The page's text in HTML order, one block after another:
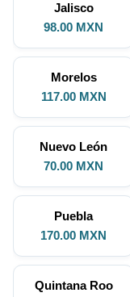
Jalisco
98.00 MXN
Morelos
117.00 MXN
Nuevo León
70.00 MXN
Puebla
170.00 MXN
Quintana Roo